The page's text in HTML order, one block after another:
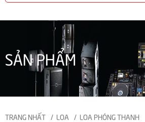
SẢN PHẨM
TRANG NHẤT LOA LOA PHÓNG THANH